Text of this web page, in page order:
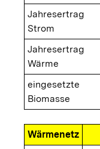
Jahresertrag
Strom
Jahresertrag
Wärme
eingesetzte
Biomasse
Wärmenetz